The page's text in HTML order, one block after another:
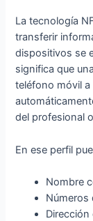
La tecnología
transferir
dispositivos se
significa que
teléfono móvil a
del profesional
En ese perfil
Nombre
Números
Dirección